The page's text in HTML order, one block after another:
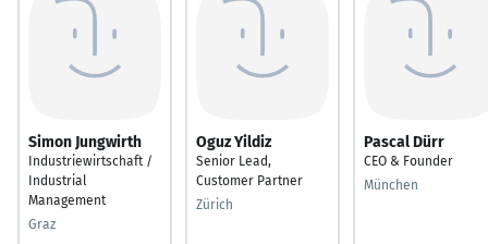
Simon Jungwirth
Industriewirtschaft /
Industrial
Management
Graz
Oguz Yildiz
Senior Lead,
Customer Partner
Zürich
Pascal Dürr
CEO & Founder
München